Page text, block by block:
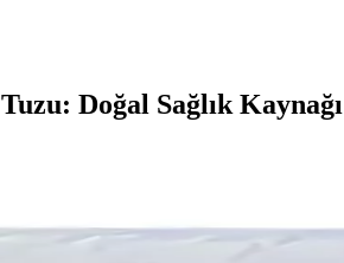
Doğal Sağlık Kaynağı